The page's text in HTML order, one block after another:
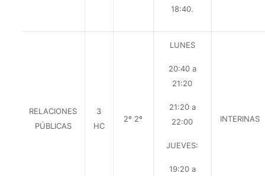
18:40.
RELACIONES
PÚBLICAS
3
HC
2º 2º
LUNES
20:40 a
21:20
21:20 a
22:00
JUEVES:
19:20 a
INTERINAS